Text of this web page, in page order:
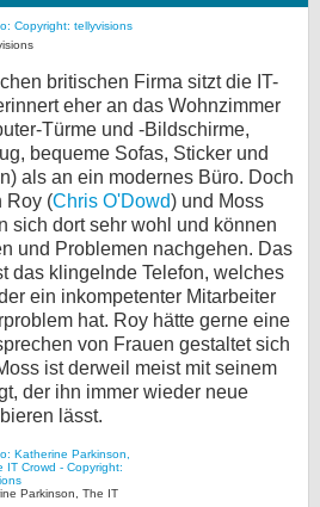
britischen Firma sitzt die IT-
eher an das Wohnzimmer
Türme und -Bildschirme,
bequeme Sofas, Sticker und
als an ein modernes Büro. Doch
Roy (Chris O'Dowd) und Moss
sich dort sehr wohl und können
und Problemen nachgehen. Das
das klingelnde Telefon, welches
ein inkompetenter Mitarbeiter
hat. Roy hätte gerne eine
von Frauen gestaltet sich
ist derweil meist mit seinem
der ihn immer wieder neue
lässt.
Parkinson, The IT
Desktop-Ansicht